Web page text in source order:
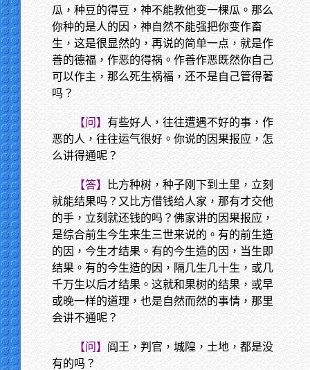
瓜，种豆的得豆，神不能教他变一棵瓜。那么
你种的是人的因，神自然不能强把你变作畜
生，这是很显然的，再说的简单一点，就是作
善的德福，作恶的得祸。作善作恶既然你自己
可以作主，那么死生祸福，还不是自己管得著
吗？
【问】 有些好人，往往遭遇不好的事，作
恶的人，往往运气很好。你说的因果报应，怎
么讲得通呢？
【答】
比方种树，种子刚下到土里，立刻
就能结果吗？又比方借钱给人家，那有才交他
的手，立刻就还钱的吗？佛家讲的因果报应，
是综合前生今生来生三世来说的。有的前生造
的因，今生才结果。有的今生造的因，当生即
结果。有的今生造的因，隔几生几十生，或几
千万生以后才结果。这就和果树的结果，或早
或晚一样的道理，也是自然而然的事情，那里
会讲不通呢？
【问】 阎王，判官，城隍，土地，都是没
有的吗？